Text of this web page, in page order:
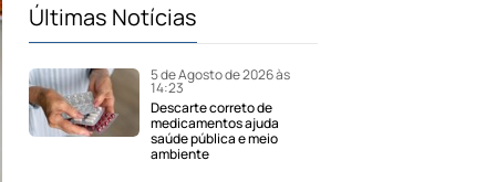
Últimas Notícias
5 de Agosto de 2026 às
14:23
Descarte correto de
medicamentos ajuda
saúde pública e meio
ambiente